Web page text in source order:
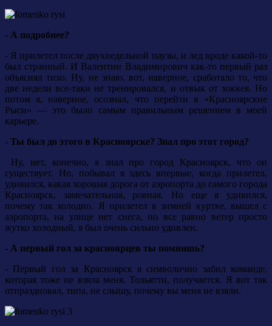
- А подробнее?
- Я прилетел после двухнедельной паузы, и лед вроде какой-то
был странный. И Валентин Владимирович как-то первый раз
объяснял тихо. Ну, не знаю, вот, наверное, сработало то, что
две недели все-таки не тренировался, и отвык от хоккея. Но
потом я, наверное, осознал, что перейти в «Красноярские
Рыси» — это было самым правильным решением в моей
карьере.
- Ты был до этого в Красноярске? Знал про этот город?
Ну, нет, конечно, я знал про город Красноярск, что он
существует. Но, побывал я здесь впервые, когда прилетел,
удивился, какая хорошая дорога от аэропорта до самого города
Красноярск, замечательная, ровная. Но еще я удивился,
почему так холодно. Я прилетел в зимней куртке, вышел с
аэропорта, на улице нет снега, но все равно ветер просто
жутко холодный, я был очень сильно удивлен.
- А первый гол за красноярцев ты помнишь?
- Первый гол за Красноярск я символично забил команде,
которая тоже не взяла меня. Тольятти, получается. Я вот так
отпраздновал, типа, не слышу, почему вы меня не взяли.